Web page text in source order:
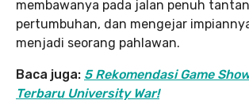
membawanya pada jalan penuh
pertumbuhan, dan mengejar
menjadi seorang pahlawan.
Baca juga: 5 Rekomendasi Game
Terbaru University War!